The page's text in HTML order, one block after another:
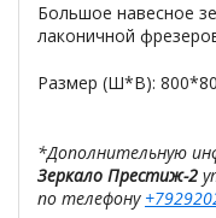
Большое навесное
лаконичной
Размер (Ш*В):
*Дополнительную
Зеркало Престиж-2
по телефону